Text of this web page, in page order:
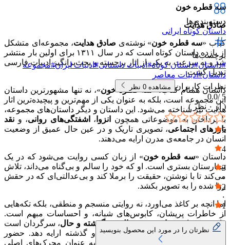
سه قطره خون
صادق هدایت
کتاب «سه قطره خون» نوشته‌ی صادق هدایت، مجموعه‌ای متشکل
از یازده داستان کوتاه است که در سال ۱۳۱۱ برای اولین بار منتشر
شد و به سرعت به یکی از اثار برجسته و بحث‌برانگیز ادبیات فارسی
تبدیل گشت.
داستان همنام کتاب، «سه قطره خون»، نه تنها مشهورترین داستان
این مجموعه است، بلکه به عنوان یکی از مهم‌ترین و پیچیده‌ترین اثار
هدایت نیز شناخته می‌شود. این داستان و دیگر داستان‌های مجموعه،
با پرداختن به موضوعاتی همچون
انزوا ، اشفتگی‌های روانی، و نقد
باورهای اجتماعی، تصویری تاریک و در عین حال عمیق از وضعیت
انسان در جامعه‌ی مدرن ارایه می‌دهند.
داستان «سه قطره خون» از زبان کسی روایت می‌شود که در یک
تیمارستان بستری است. او که خود را سالم و بی‌گناه می‌داند، تلاش
می‌کند تا با نوشتن، حقیقت را برملا کند و بی‌عدالتی‌ای که در حقش
روا شده را به تصویر بکشد.
اما انچه بر کاغذ می‌اورد، نه روایتی منسجم و منطقی، بلکه تکه‌هایی
از خاطرات پریشان، کابوس‌های شبانه، و احساسات مبهم است.
راوی در میانه‌یواقعیت و خیال، درگذشته و حال، سرگردان است
و نمی‌تواند روایتی روشن از انچه بر او گذشته ارایه دهد. حضور
شخصیتی به نام سیاوش و گربه‌اش، به عنوان محرک‌های اصلی
دسته‌بندی‌ها
داستان کوتاه ایرانی
برچسب‌ها
#داستان#داستان کوتاه#ادبیات داستانی#ادبیات ایران#مجموعه
داستان#ادبیات معاصر
نظرات کاربران مشاهده 0 نظر
5 /
0.0
( از ۰ نظر )
5
۰
4
۰
3
۰
2
۰
1
۰
نظرتان را در مورد این محصول بنویسید